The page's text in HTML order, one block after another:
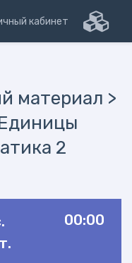
кабинет
материал >
2
00:00